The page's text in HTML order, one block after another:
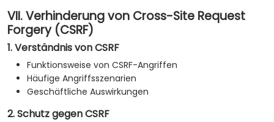
VII. Verhinderung von Cross-Site Request
Forgery (CSRF)
1. Verständnis von CSRF
Funktionsweise von CSRF-Angriffen
Häufige Angriffsszenarien
Geschäftliche Auswirkungen
2. Schutz gegen CSRF